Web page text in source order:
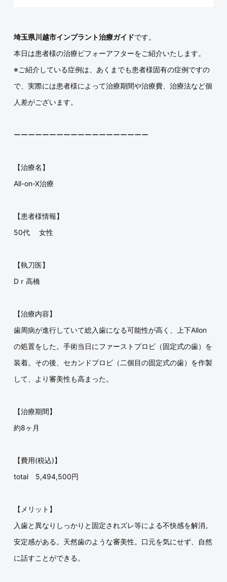
埼玉県川越市インプラント治療ガイドです。
本日は患者様の治療ビフォーアフターをご紹介いたします。
※ご紹介している症例は、あくまでも患者様固有の症例ですの
で、実際には患者様によって治療期間や治療費、治療法など個
人差がございます。
ーーーーーーーーーーーーーーーーーーー
【治療名】
All-on-X治療
【患者様情報】
50代 女性
【執刀医】
Dｒ高橋
【治療内容】
歯周病が進行していて総入歯になる可能性が高く、上下Allon
の処置をした。手術当日にファーストプロビ（固定式の歯）を
装着。その後、セカンドプロビ（二個目の固定式の歯）を作製
して、より審美性も高まった。
【治療期間】
約8ヶ月
【費用(税込)】
total 5,494,500円
【メリット】
入歯と異なりしっかりと固定されズレ等による不快感を解消。
安定感がある。天然歯のような審美性。口元を気にせず、自然
に話すことができる。